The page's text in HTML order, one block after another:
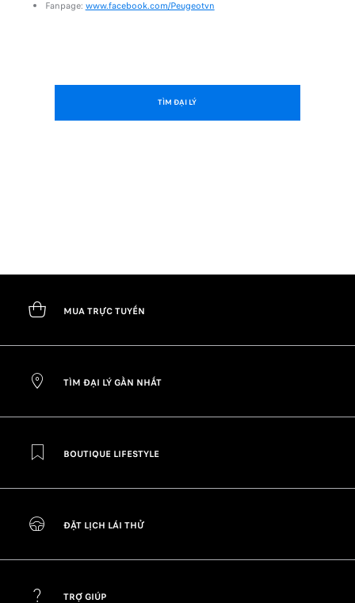
Fanpage: www.facebook.com/Peugeotvn
TÌM ĐẠI LÝ
MUA TRỰC TUYẾN
TÌM ĐẠI LÝ GẦN NHẤT
BOUTIQUE LIFESTYLE
ĐẶT LỊCH LÁI THỬ
TRỢ GIÚP